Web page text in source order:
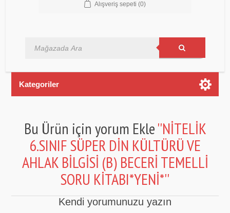
Alışveriş sepeti (0)
Kategoriler
Bu Ürün için yorum Ekle NİTELİK
6.SINIF SÜPER DİN KÜLTÜRÜ VE
AHLAK BİLGİSİ (B) BECERİ TEMELLİ
SORU KİTABI*YENİ*
Kendi yorumunuzu yazın